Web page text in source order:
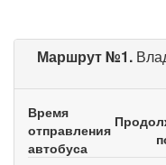
Маршрут №1.
Время
отправления
автобуса